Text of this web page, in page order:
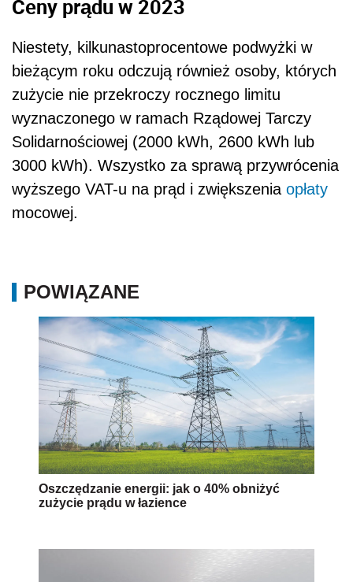
Ceny prądu w 2023
Niestety, kilkunastoprocentowe podwyżki w
bieżącym roku odczują również osoby, których
zużycie nie przekroczy rocznego limitu
wyznaczonego w ramach Rządowej Tarczy
Solidarnościowej (2000 kWh, 2600 kWh lub
3000 kWh). Wszystko za sprawą przywrócenia
wyższego VAT-u na prąd i zwiększenia opłaty
mocowej.
POWIĄZANE
Oszczędzanie energii: jak o 40% obniżyć
zużycie prądu w łazience